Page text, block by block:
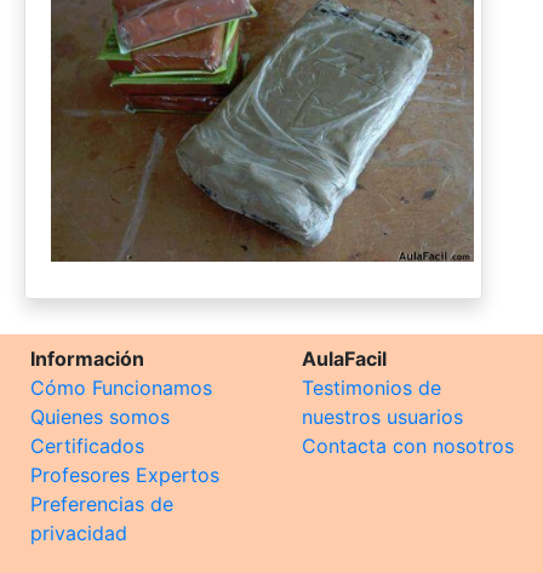
Información
Cómo Funcionamos
Quienes somos
Certificados
Profesores Expertos
Preferencias de
privacidad
AulaFacil
Testimonios de
nuestros usuarios
Contacta con nosotros